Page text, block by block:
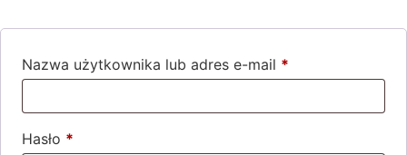
Nazwa użytkownika lub adres e-mail *
Hasło *